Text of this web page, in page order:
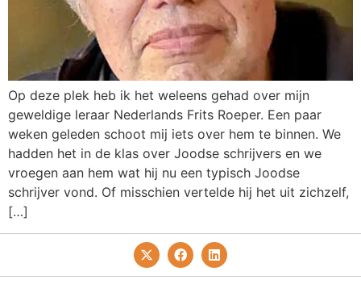
Op deze plek heb ik het weleens gehad over mijn
geweldige leraar Nederlands Frits Roeper. Een paar
weken geleden schoot mij iets over hem te binnen. We
hadden het in de klas over Joodse schrijvers en we
vroegen aan hem wat hij nu een typisch Joodse
schrijver vond. Of misschien vertelde hij het uit zichzelf,
[…]